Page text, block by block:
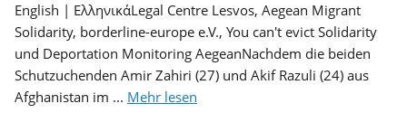
English | ΕλληνικάLegal Centre Lesvos, Aegean Migrant
Solidarity, borderline-europe e.V., You can't evict Solidarity
und Deportation Monitoring AegeanNachdem die beiden
Schutzuchenden Amir Zahiri (27) und Akif Razuli (24) aus
Afghanistan im ... Mehr lesen